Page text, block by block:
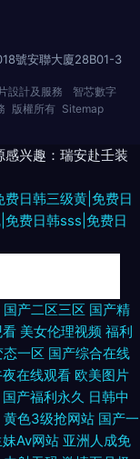
號安聯大廈28B01-3
設計及服務
智芯數字
版權所有 Sitemap
兴趣：瑞安赴壬装
日韩三级黄|免费日
费日韩sss|免费日
www,色色,Cn 另类互
韩免费视频网站 91探
豆 五月天亚洲视频 人
产www 91影院在线 激
国产二区三区 国产精
美女伦理视频 福利
态一区 国产综合在线
在线观看 欧美图片
国产福利永久 日韩中
黄色3级抢网站 国产一
Av网站 亚洲人成免